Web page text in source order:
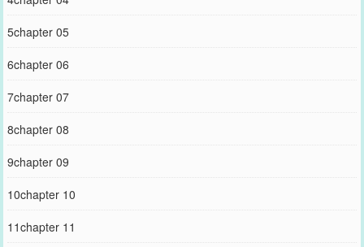
5chapter 05
6chapter 06
7chapter 07
8chapter 08
9chapter 09
10chapter 10
11chapter 11